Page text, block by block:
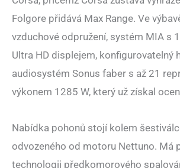
Folgore přidává Max Range. Ve
vzduchové odpružení, systém MIA s
Ultra HD displejem, konfigurovatelný
audiosystém Sonus faber s až 21
výkonem 1285 W, který už získal
Nabídka pohonů stojí kolem
odvozeného od motoru Nettuno. Má
technologii předkomorového